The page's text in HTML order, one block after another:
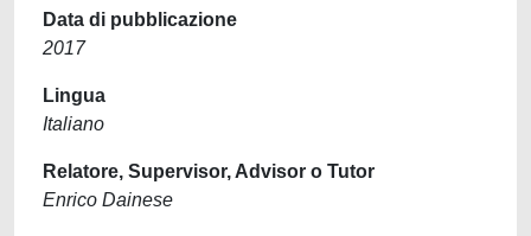
Data di pubblicazione
2017
Lingua
Italiano
Relatore, Supervisor, Advisor o Tutor
Enrico Dainese